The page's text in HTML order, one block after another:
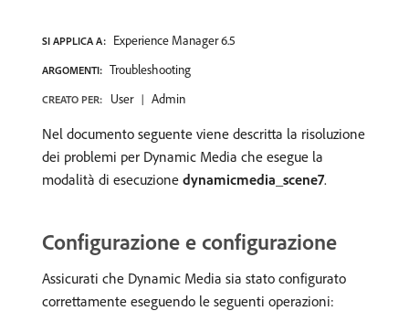
SI APPLICA A: Experience Manager 6.5
ARGOMENTI: Troubleshooting
CREATO PER: User Admin
Nel documento seguente viene descritta la risoluzione
dei problemi per Dynamic Media che esegue la
modalità di esecuzione dynamicmedia_scene7.
Configurazione e configurazione
Assicurati che Dynamic Media sia stato configurato
correttamente eseguendo le seguenti operazioni: